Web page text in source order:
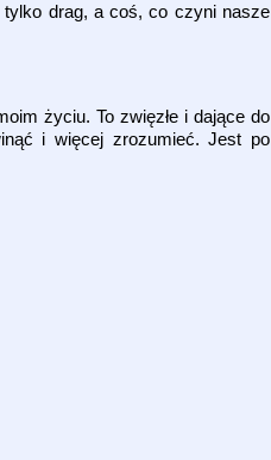
drag, a coś, co czyni nasze
życiu. To zwięzłe i dające do
i więcej zrozumieć. Jest po